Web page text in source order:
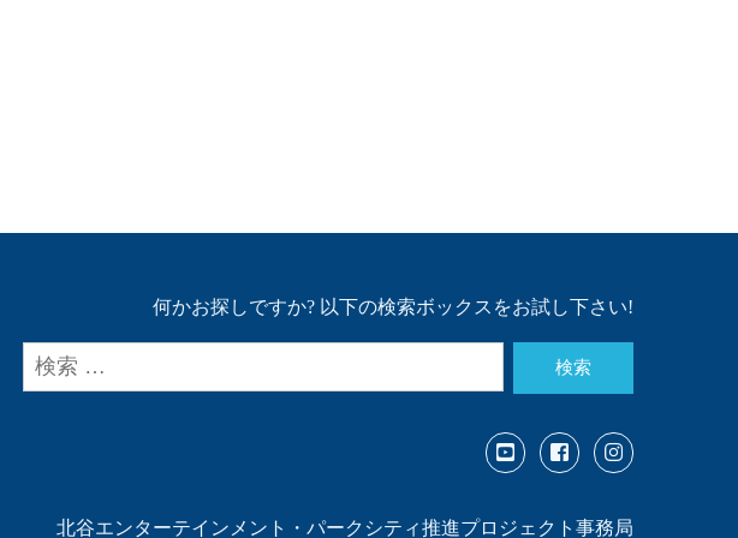
何かお探しですか? 以下の検索ボックスをお試し下さい!
検索
北谷エンターテインメント・パークシティ推進プロジェクト事務局